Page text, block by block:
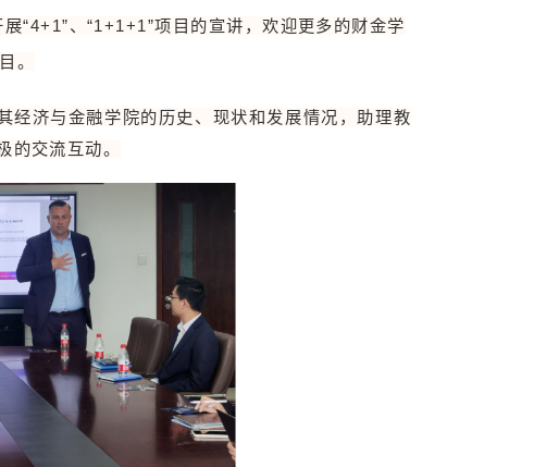
“4+1”、“1+1+1”项目的宣讲，欢迎更多的财金学
。
济与金融学院的历史、现状和发展情况，助理教
的交流互动。